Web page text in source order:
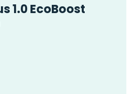
1.0 EcoBoost